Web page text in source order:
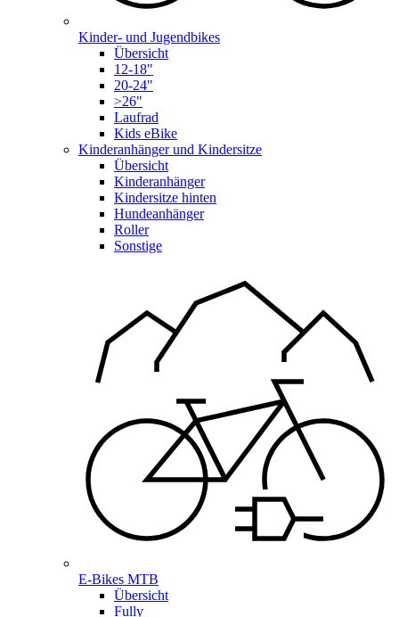
Kinder- und Jugendbikes
Übersicht
12-18"
20-24"
>26"
Laufrad
Kids eBike
Kinderanhänger und Kindersitze
Übersicht
Kinderanhänger
Kindersitze hinten
Hundeanhänger
Roller
Sonstige
E-Bikes MTB
Übersicht
Fully